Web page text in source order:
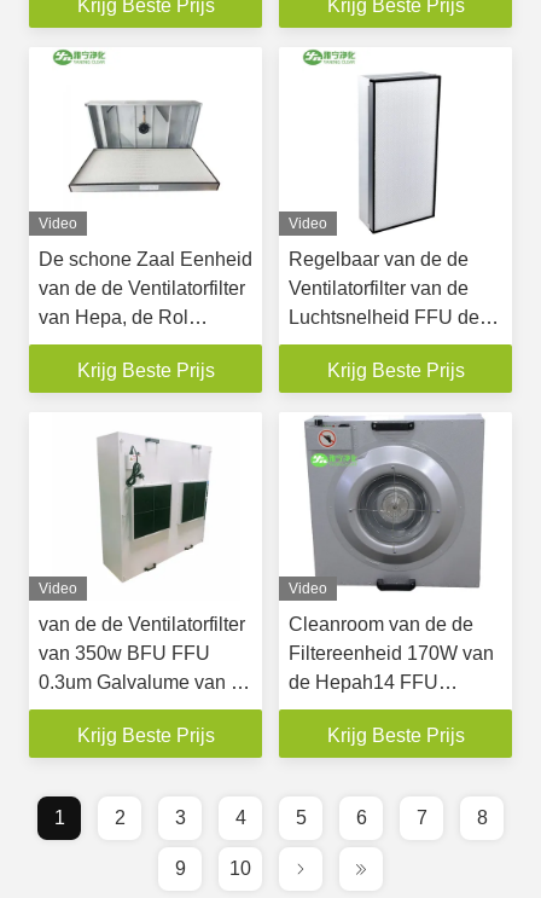
Ventilatorfilter AC de EG
Krijg Beste Prijs
Apotheekindustrie
Krijg Beste Prijs
Video
De schone Zaal Eenheid
van de de Ventilatorfilter
van Hepa, de Rol
Gefiltreerde Plaat van
het het Aluminiumzink
Krijg Beste Prijs
Video
Regelbaar van de de
Ventilatorfilter van de
Luchtsnelheid FFU de
Eenheids
Gegalvaniseerd
Cleanroom
Krijg Beste Prijs
Video
van de de Ventilatorfilter
van 350w BFU FFU
0.3um Galvalume van de
Eenheidshepa Blad Met
geringe geluidssterkte
Krijg Beste Prijs
Video
Cleanroom van de de
Filtereenheid 170W van
de Hepah14 FFU
Ventilator Stofvrij
Gegalvaniseerd Blad
Krijg Beste Prijs
1 2 3 4 5 6 7 8
9 10